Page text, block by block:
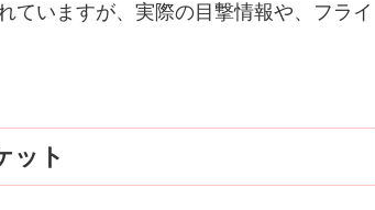
ていますが、実際の目撃情報や、フライ
ット